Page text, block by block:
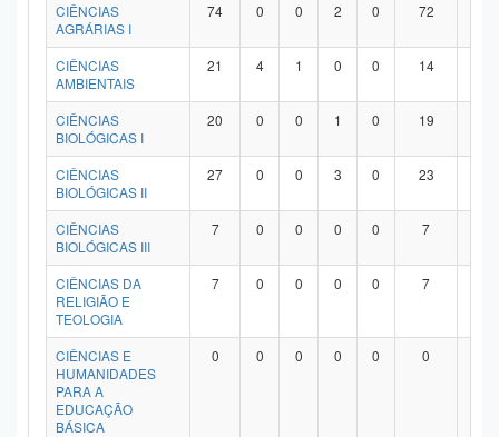
CIÊNCIAS
AGRÁRIAS I
74 0 0 2 0 72
CIÊNCIAS
AMBIENTAIS
21 4 1 0 0 14
CIÊNCIAS
BIOLÓGICAS I
20 0 0 1 0 19
CIÊNCIAS
BIOLÓGICAS II
27 0 0 3 0 23
CIÊNCIAS
BIOLÓGICAS III
7 0 0 0 0 7
CIÊNCIAS DA
RELIGIÃO E
TEOLOGIA
7 0 0 0 0 7
CIÊNCIAS E
HUMANIDADES
PARA A
EDUCAÇÃO
BÁSICA
0 0 0 0 0 0